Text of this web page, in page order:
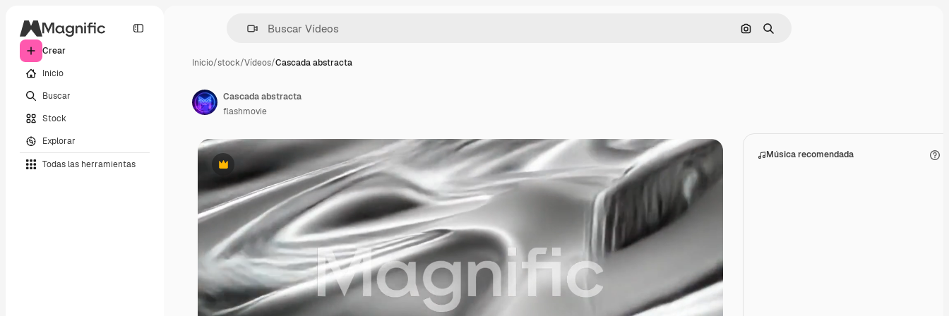
Crear
Inicio
Buscar
Stock
Explorar
Todas las herramientas
Buscar por imagen
Buscar
Inicio/stock/Vídeos/Cascada abstracta
Premium
Música recomendada
Cascada abstracta
flashmovie